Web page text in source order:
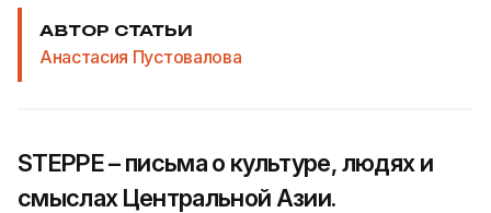
АВТОР СТАТЬИ
Анастасия Пустовалова
STEPPE – письма о культуре, людях и
смыслах Центральной Азии.